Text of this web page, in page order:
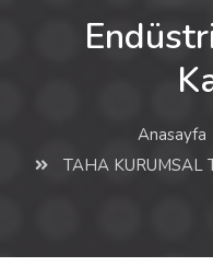
Anasayfa
TAHA KURUMSAL